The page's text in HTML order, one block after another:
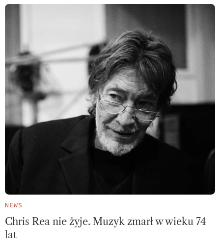
NEWS
Chris Rea nie żyje. Muzyk zmarł w wieku 74
lat